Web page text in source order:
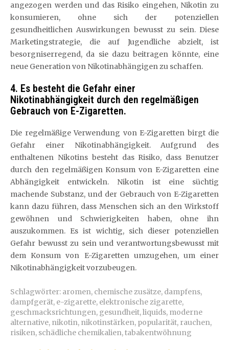
angezogen werden und das Risiko eingehen, Nikotin zu
konsumieren, ohne sich der potenziellen
gesundheitlichen Auswirkungen bewusst zu sein. Diese
Marketingstrategie, die auf Jugendliche abzielt, ist
besorgniserregend, da sie dazu beitragen könnte, eine
neue Generation von Nikotinabhängigen zu schaffen.
4. Es besteht die Gefahr einer
Nikotinabhängigkeit durch den regelmäßigen
Gebrauch von E-Zigaretten.
Die regelmäßige Verwendung von E-Zigaretten birgt die
Gefahr einer Nikotinabhängigkeit. Aufgrund des
enthaltenen Nikotins besteht das Risiko, dass Benutzer
durch den regelmäßigen Konsum von E-Zigaretten eine
Abhängigkeit entwickeln. Nikotin ist eine süchtig
machende Substanz, und der Gebrauch von E-Zigaretten
kann dazu führen, dass Menschen sich an den Wirkstoff
gewöhnen und Schwierigkeiten haben, ohne ihn
auszukommen. Es ist wichtig, sich dieser potenziellen
Gefahr bewusst zu sein und verantwortungsbewusst mit
dem Konsum von E-Zigaretten umzugehen, um einer
Nikotinabhängigkeit vorzubeugen.
Schlagwörter: aromen, chemische zusätze, dampfens,
dampfgerät, e-zigarette, elektronische zigarette,
geschmacksrichtungen, gesundheit,liquids, moderne
alternative, nikotin, nikotinstärken, popularität, rauchen,
risiken, schädliche chemikalien,tabakentwöhnung